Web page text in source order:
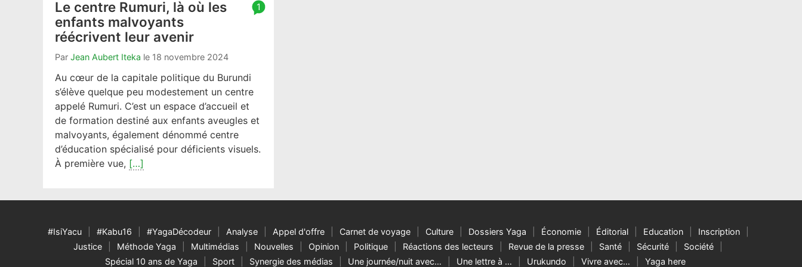
article
1
Le centre Rumuri, là où les
enfants malvoyants
réécrivent leur avenir
Par Jean Aubert Iteka le 18 novembre 2024
Au cœur de la capitale politique du Burundi
s’élève quelque peu modestement un centre
appelé Rumuri. C’est un espace d’accueil et
de formation destiné aux enfants aveugles et
malvoyants, également dénommé centre
d’éducation spécialisé pour déficients visuels.
À première vue, […]
#IsiYacu #Kabu16 #YagaDécodeur Analyse Appel d'offre Carnet de voyage Culture Dossiers Yaga Économie Éditorial Education
Inscription
Justice
Méthode Yaga Multimédias Nouvelles Opinion Politique Réactions des lecteurs Revue de la presse Santé Sécurité
Société
Spécial 10 ans de Yaga
Sport Synergie des médias Une journée/nuit avec… Une lettre à … Urukundo Vivre avec… Yaga here